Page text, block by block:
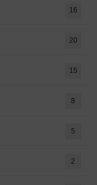
16
20
15
8
5
2